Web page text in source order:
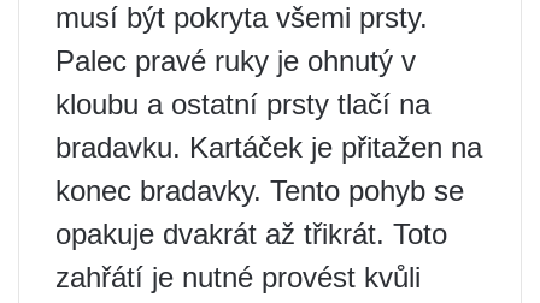
musí být pokryta všemi prsty.
Palec pravé ruky je ohnutý v
kloubu a ostatní prsty tlačí na
bradavku. Kartáček je přitažen na
konec bradavky. Tento pohyb se
opakuje dvakrát až třikrát. Toto
zahřátí je nutné provést kvůli